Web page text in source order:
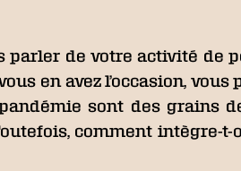
parler de votre activité de
en avez l’occasion, vous
sont des grains
comment intègre-t-